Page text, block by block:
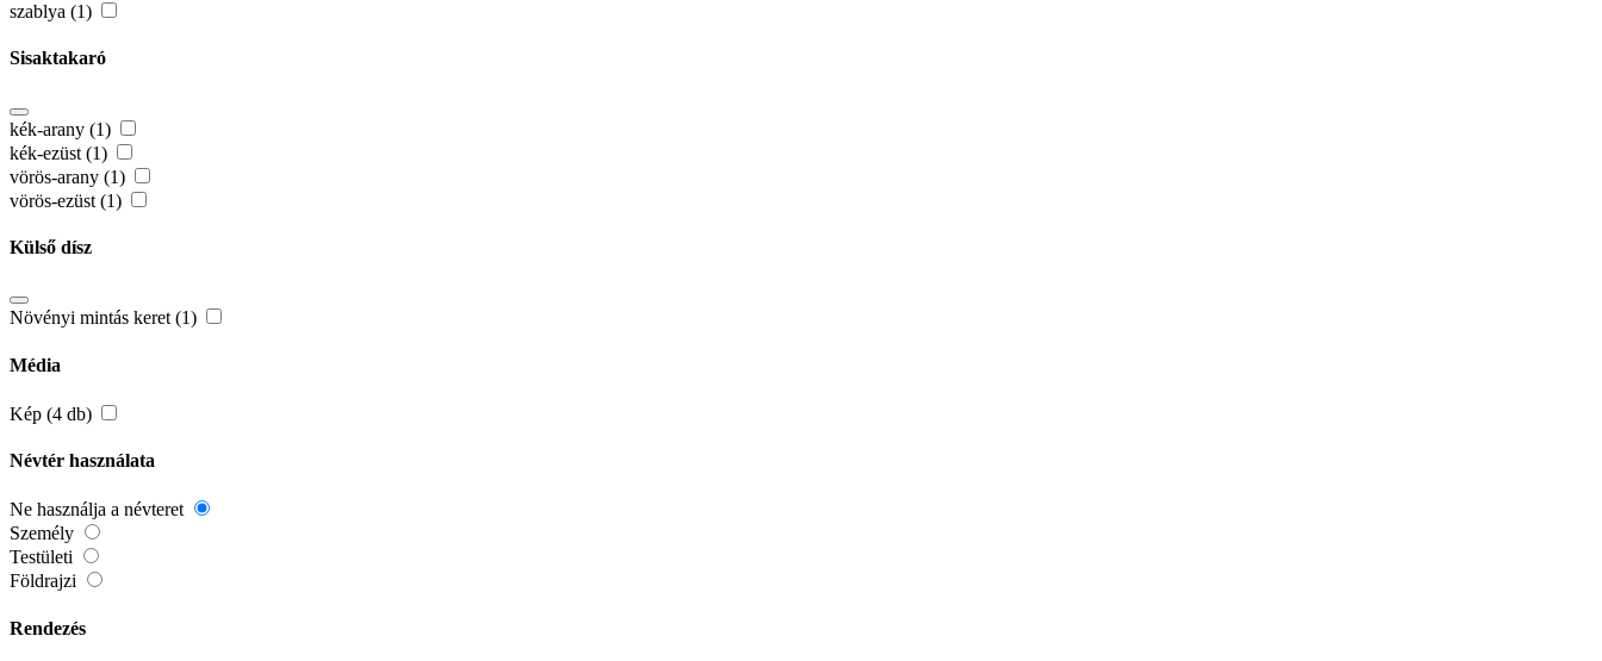
szablya (1)
Sisaktakaró
kék-arany (1)
kék-ezüst (1)
vörös-arany (1)
vörös-ezüst (1)
Külső dísz
Növényi mintás keret (1)
Média
Kép (4 db)
Névtér használata
Ne használja a névteret
Személy
Testületi
Földrajzi
Rendezés